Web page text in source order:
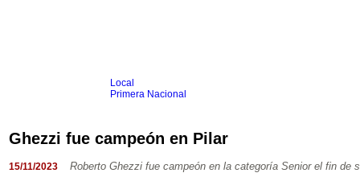
Local
Primera Nacional
Agrario
Ghezzi fue campeón en Pilar
15/11/2023 Roberto Ghezzi fue campeón en la categoría Senior el fin de